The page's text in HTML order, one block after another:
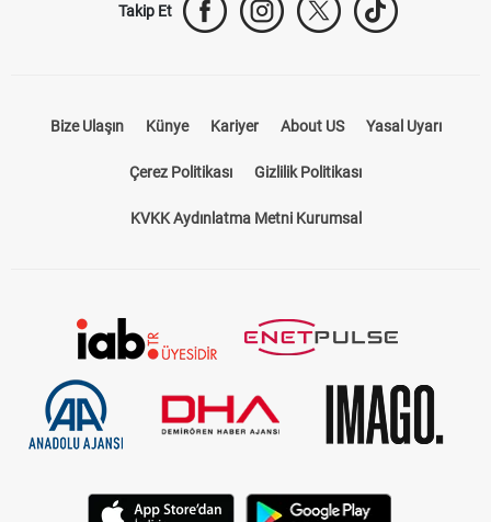
Takip Et
Bize Ulaşın Künye Kariyer About US Yasal Uyarı
Çerez Politikası Gizlilik Politikası
KVKK Aydınlatma Metni Kurumsal